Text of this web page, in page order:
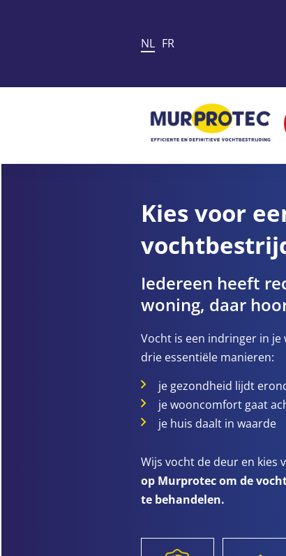
NL FR
Kies voor
Iedereen heeft
woning, daar
Vocht is een indringer in je
drie essentiële manieren:
je gezondheid lijdt
je wooncomfort gaat
je huis daalt in waarde
Wijs vocht de deur en kies
op Murprotec om de
te behandelen.